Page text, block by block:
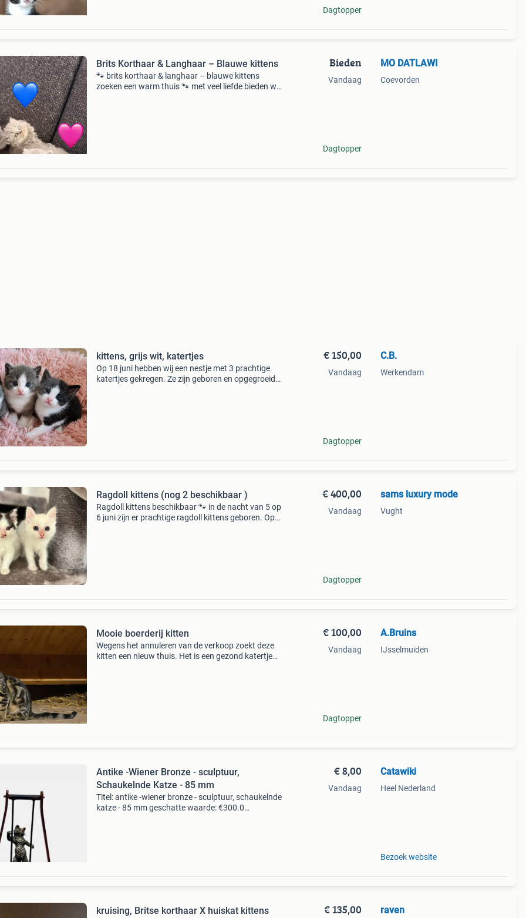
Dagtopper
Brits Korthaar & Langhaar – Blauwe kittens
🐾 brits korthaar & langhaar – blauwe kittens
zoeken een warm thuis 🐾 met veel liefde bieden wij
Bieden
Vandaag
Dagtopper
MO DATLAWI
Coevorden
kittens, grijs wit, katertjes
Op 18 juni hebben wij een nestje met 3 prachtige
katertjes gekregen. Ze zijn geboren en opgegroeid
€ 150,00
Vandaag
Dagtopper
C.B.
Werkendam
Ragdoll kittens (nog 2 beschikbaar )
Ragdoll kittens beschikbaar 🐾 in de nacht van 5 op
6 juni zijn er prachtige ragdoll kittens geboren. Op
€ 400,00
Vandaag
Dagtopper
sams luxury mode
Vught
Mooie boerderij kitten
Wegens het annuleren van de verkoop zoekt deze
kitten een nieuw thuis. Het is een gezond katertje
€ 100,00
Vandaag
Dagtopper
A.Bruins
IJsselmuiden
Antike -Wiener Bronze - sculptuur,
Schaukelnde Katze - 85 mm
Titel: antike -wiener bronze - sculptuur, schaukelnde
katze - 85 mm geschatte waarde: €300.0
€ 8,00
Vandaag
Catawiki
Heel Nederland
Bezoek website
kruising, Britse korthaar X huiskat kittens € 135,00 raven